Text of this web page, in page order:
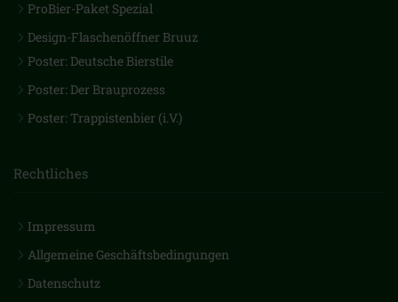
ProBier-Paket Spezial
Design-Flaschenöffner Bruuz
Poster: Deutsche Bierstile
Poster: Der Brauprozess
Poster: Trappistenbier (i.V.)
Rechtliches
Impressum
Allgemeine Geschäftsbedingungen
Datenschutz